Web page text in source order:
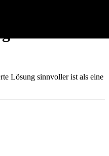
sich für
Lösung sinnvoller ist als eine